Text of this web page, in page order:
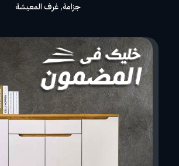
جزامة,غرف المعيشة